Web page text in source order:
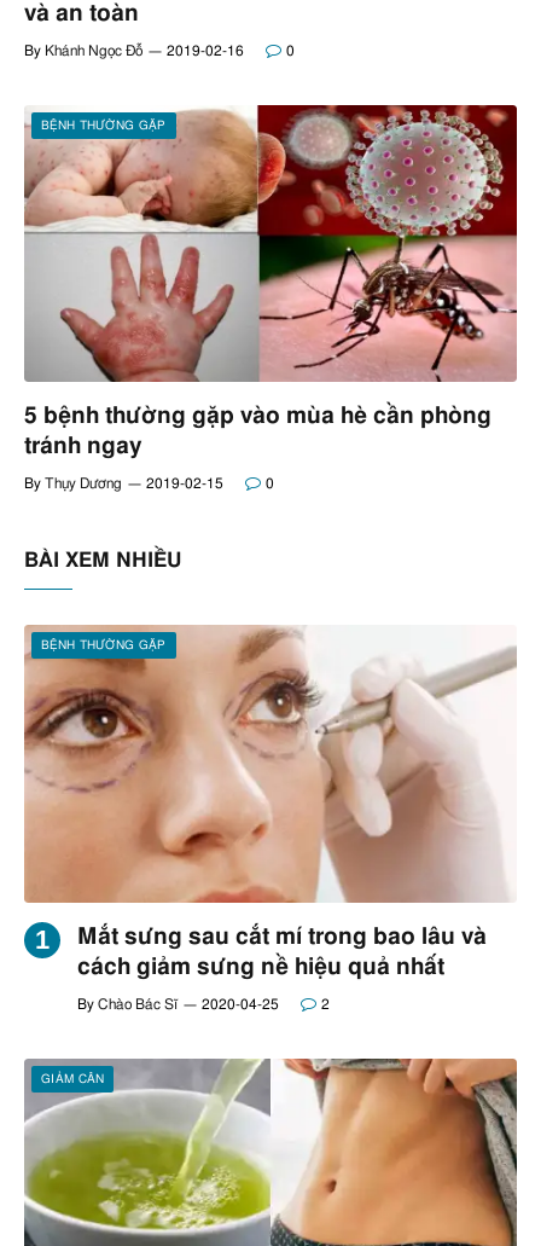
và an toàn
By Khánh Ngọc Đỗ 2019-02-16 0
BỆNH THƯỜNG GẶP
5 bệnh thường gặp vào mùa hè cần phòng
tránh ngay
By Thụy Dương 2019-02-15 0
BÀI XEM NHIỀU
BỆNH THƯỜNG GẶP
Mắt sưng sau cắt mí trong bao lâu và
cách giảm sưng nề hiệu quả nhất
By Chào Bác Sĩ 2020-04-25 2
GIẢM CÂN